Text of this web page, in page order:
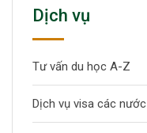
Dịch vụ
Tư vấn du học A-Z
Dịch vụ visa các nước